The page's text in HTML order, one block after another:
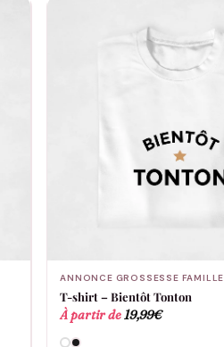
ANNONCE GROSSESSE FAMILLE
T-shirt – Bientôt Tonton
À partir de19,99€